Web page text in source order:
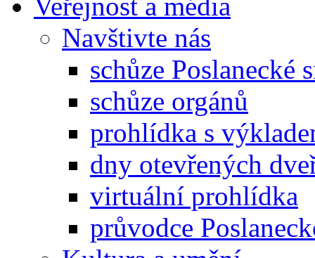
Navštivte nás
schůze Poslanecké
schůze orgánů
prohlídka s
dny otevřených
virtuální prohlídka
průvodce